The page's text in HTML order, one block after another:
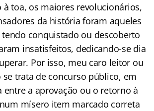
à toa, os maiores revolucionários,
da história foram aqueles
conquistado ou descoberto
insatisfeitos, dedicando-se dia
Por isso, meu caro leitor ou
trata de concurso público, em
entre a aprovação ou o retorno à
mísero item marcado correta